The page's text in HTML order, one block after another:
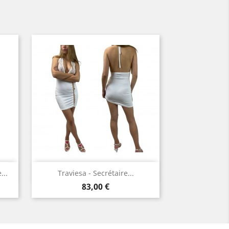
Traviesa - Secrétaire...
Prix
83,00 €
Aperçu rapide
Blanc